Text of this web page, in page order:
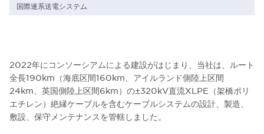
国際連系送電システム
2022年にコンソーシアムによる建設がはじまり、当社は、ルート
全長190km（海底区間160km、アイルランド側陸上区間
24km、英国側陸上区間6km）の±320kV直流XLPE（架橋ポリ
エチレン）絶縁ケーブルを含むケーブルシステムの設計、製造、
敷設、保守メンテナンスを管轄しました。